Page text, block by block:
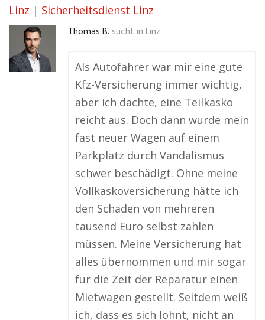
Linz | Sicherheitsdienst Linz
Thomas B. sucht in Linz
Als Autofahrer war mir eine gute
Kfz-Versicherung immer wichtig,
aber ich dachte, eine Teilkasko
reicht aus. Doch dann wurde mein
fast neuer Wagen auf einem
Parkplatz durch Vandalismus
schwer beschädigt. Ohne meine
Vollkaskoversicherung hätte ich
den Schaden von mehreren
tausend Euro selbst zahlen
müssen. Meine Versicherung hat
alles übernommen und mir sogar
für die Zeit der Reparatur einen
Mietwagen gestellt. Seitdem weiß
ich, dass es sich lohnt, nicht an